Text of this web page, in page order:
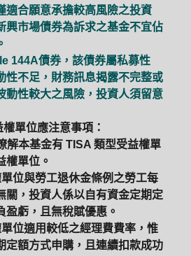
金 168循環投資
高成長基金 月配息
適合願意承擔較高風險之投資
興市場債券為訴求之基金不宜佔
144A債券，該債券屬私募性
性不足，財務訊息揭露不完整或
動性較大之風險，投資人須留意
單位應注意事項：
解本基金有 TISA 類型受益權單
權單位。
位與勞工退休金條例之勞工每
關，投資人係以自有資金定期定
盈虧，且無稅賦優惠。
位適用較低之經理費費率，惟
定額方式申購，且連續扣款成功